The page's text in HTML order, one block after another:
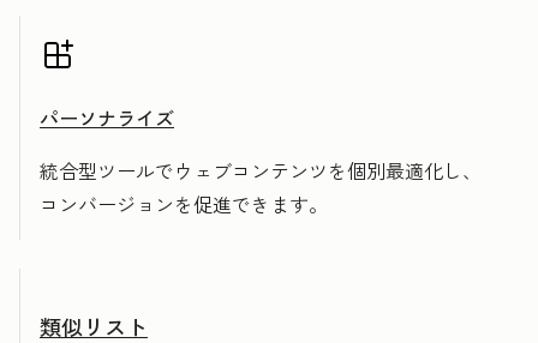
パーソナライズ
統合型ツールでウェブコンテンツを個別最適化し、
コンバージョンを促進できます。
類似リスト